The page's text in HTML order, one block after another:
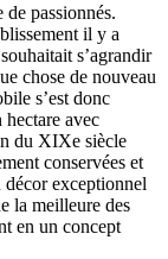
passionnés.
il y a
s’agrandir
chose de nouveau
s’est donc
hectare avec
du XIXe siècle
conservées et
décor exceptionnel
la meilleure des
en un concept